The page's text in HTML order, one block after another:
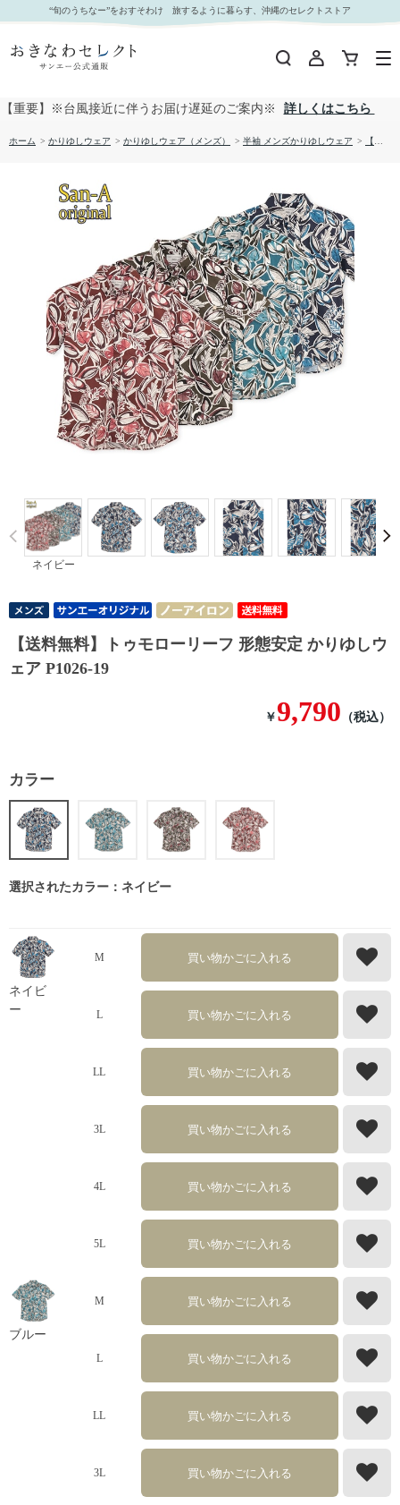
【送料無料】トゥモローリーフ 形態安定 かりゆしウェア P1026-19｜おきなわセレクト サンエ
ー公式通販
“旬のうちなー”をおすそわけ 旅するように暮らす、沖縄のセレクトストア
【重要】※台風接近に伴うお届け遅延のご案内※ 詳しくはこちら
ホーム > かりゆしウェア > かりゆしウェア（メンズ） > 半袖 メンズかりゆしウェア > 【送料無料】トゥモローリーフ 形態安定 かりゆしウェア P1026-19
ネイビー
Prev
【送料無料】トゥモローリーフ 形態安定 かりゆしウ
ェア P1026-19
￥9,790 （税込）
カラー
選択されたカラー：ネイビー
ネイビ
ー
M 買い物かごに入れる
L 買い物かごに入れる
LL 買い物かごに入れる
3L 買い物かごに入れる
4L 買い物かごに入れる
5L 買い物かごに入れる
ブルー
M 買い物かごに入れる
L 買い物かごに入れる
LL 買い物かごに入れる
3L 買い物かごに入れる